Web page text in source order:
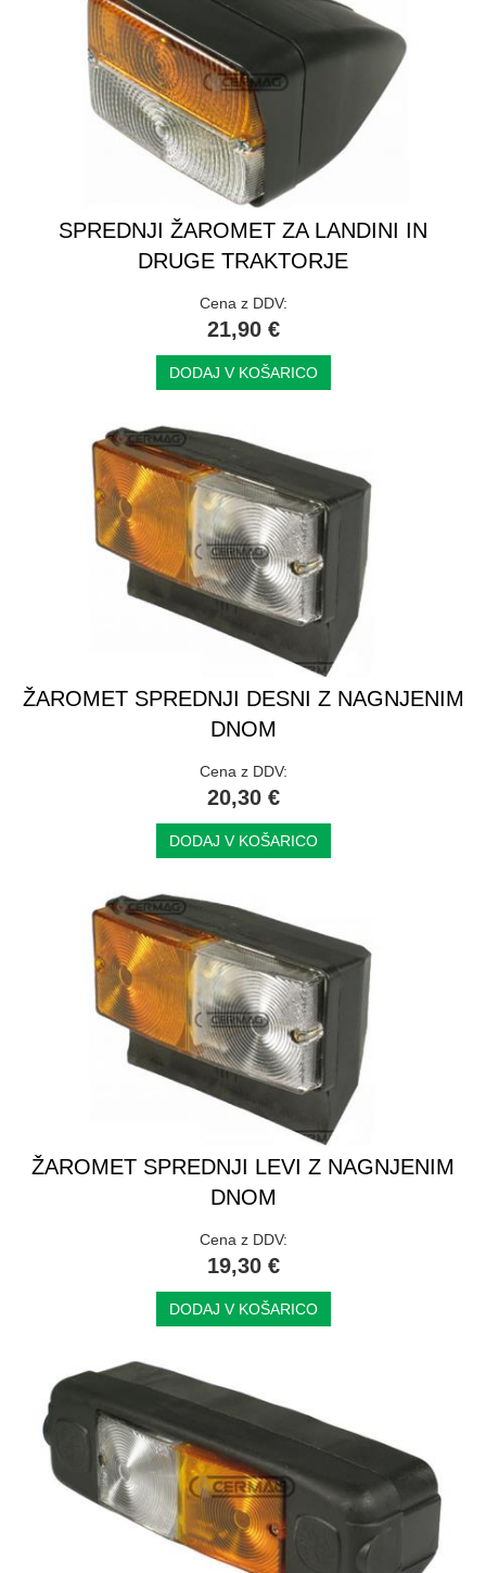
SPREDNJI ŽAROMET ZA LANDINI IN
DRUGE TRAKTORJE
Cena z DDV:
21,90 €
DODAJ V KOŠARICO
ŽAROMET SPREDNJI DESNI Z NAGNJENIM
DNOM
Cena z DDV:
20,30 €
DODAJ V KOŠARICO
ŽAROMET SPREDNJI LEVI Z NAGNJENIM
DNOM
Cena z DDV:
19,30 €
DODAJ V KOŠARICO